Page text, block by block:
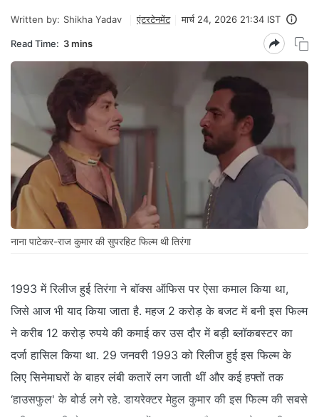
Written by: Shikha Yadav एंटरटेनमेंट मार्च 24, 2026 21:34 IST
Read Time: 3 mins
नाना पाटेकर-राज कुमार की सुपरहिट फिल्म थी तिरंगा
1993 में रिलीज हुई तिरंगा ने बॉक्स ऑफिस पर ऐसा कमाल किया था,
जिसे आज भी याद किया जाता है. महज 2 करोड़ के बजट में बनी इस फिल्म
ने करीब 12 करोड़ रुपये की कमाई कर उस दौर में बड़ी ब्लॉकबस्टर का
दर्जा हासिल किया था. 29 जनवरी 1993 को रिलीज हुई इस फिल्म के
लिए सिनेमाघरों के बाहर लंबी कतारें लग जाती थीं और कई हफ्तों तक
‘हाउसफुल' के बोर्ड लगे रहे. डायरेक्टर मेहुल कुमार की इस फिल्म की सबसे